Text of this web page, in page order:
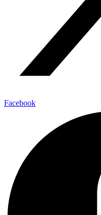
Facebook